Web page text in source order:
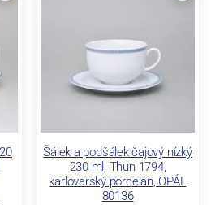
Šálek a podšálek čajový nízký
230 ml, Thun 1794,
karlovarský porcelán, OPÁL
80136